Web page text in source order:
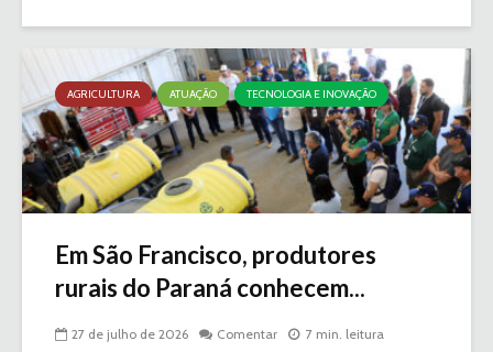
AGRICULTURA ATUAÇÃO TECNOLOGIA E INOVAÇÃO
Em São Francisco, produtores
rurais do Paraná conhecem...
27 de julho de 2026 Comentar 7 min. leitura